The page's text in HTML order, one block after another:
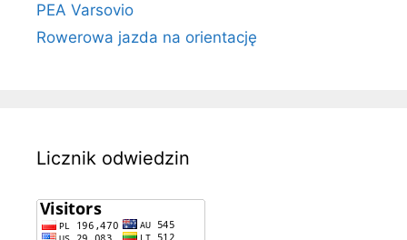
PEA Varsovio
Rowerowa jazda na orientację
Licznik odwiedzin